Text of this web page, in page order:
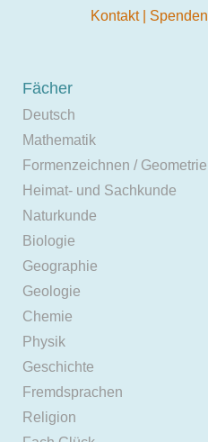
Kontakt Spenden
Fächer
Deutsch
Mathematik
Formenzeichnen / Geometrie
Heimat- und Sachkunde
Naturkunde
Biologie
Geographie
Geologie
Chemie
Physik
Geschichte
Fremdsprachen
Religion